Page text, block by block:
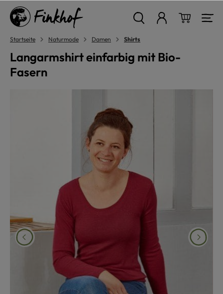
springen
Startseite Naturmode Damen Shirts
Langarmshirt einfarbig mit Bio-
Fasern